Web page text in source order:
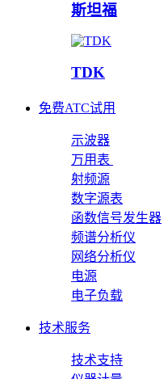
斯坦福
TDK
免费ATC试用
示波器
万用表
射频源
数字源表
函数信号发生器
频谱分析仪
网络分析仪
电源
电子负载
技术服务
技术支持